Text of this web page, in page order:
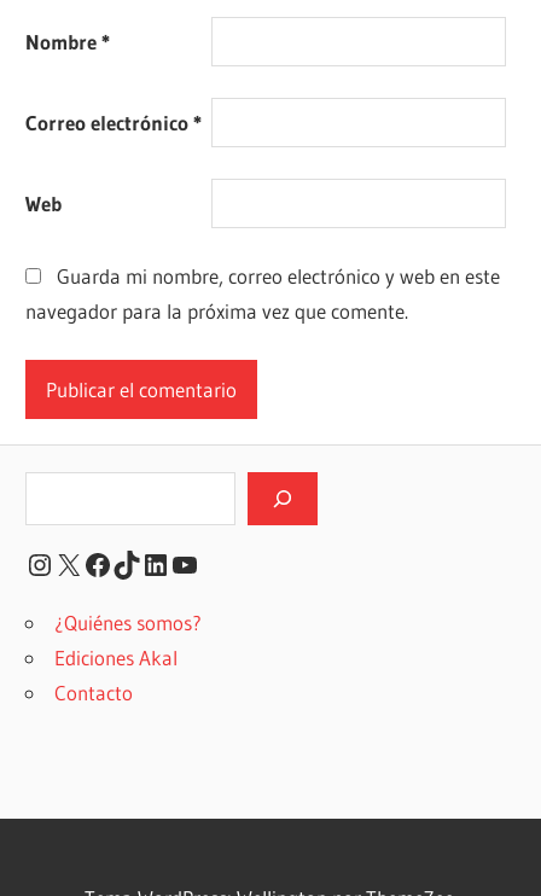
Nombre*
Correo electrónico*
Web
Guarda mi nombre, correo electrónico y web en este
navegador para la próxima vez que comente.
Instagram
X Facebook
TikTok
LinkedIn
YouTube
¿Quiénes somos?
Ediciones Akal
Contacto